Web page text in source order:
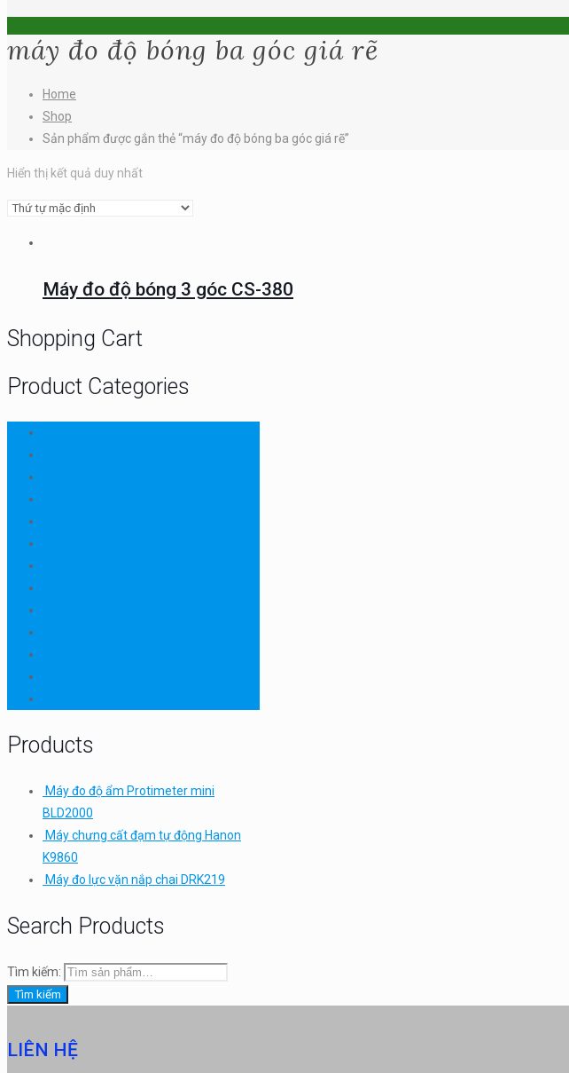
máy đo độ bóng ba góc giá rẽ
Home
Shop
Sản phẩm được gắn thẻ “máy đo độ bóng ba góc giá rẽ”
Hiển thị kết quả duy nhất
Máy đo độ bóng 3 góc CS-380
Shopping Cart
Product Categories
Products
Máy đo độ ẩm Protimeter mini
BLD2000
Máy chưng cất đạm tự động Hanon
K9860
Máy đo lực vặn nắp chai DRK219
Search Products
Tìm kiếm:
Tìm kiếm
LIÊN HỆ